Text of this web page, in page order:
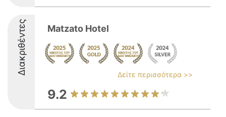
Διακριθέντες Matzato Hotel
Δείτε περισσότερα >>
9.2